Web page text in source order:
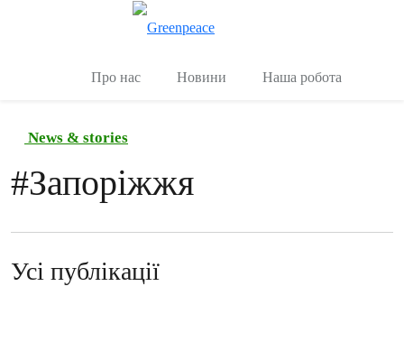
Про нас Новини Наша робота
News & stories
#Запоріжжя
Усі публікації